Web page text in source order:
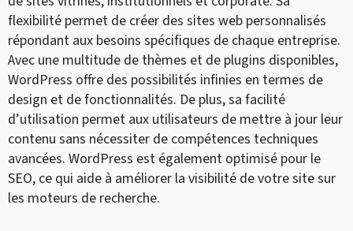
flexibilité permet de créer des sites web personnalisés
répondant aux besoins spécifiques de chaque entreprise.
Avec une multitude de thèmes et de plugins disponibles,
WordPress offre des possibilités infinies en termes de
design et de fonctionnalités. De plus, sa facilité
d’utilisation permet aux utilisateurs de mettre à jour leur
contenu sans nécessiter de compétences techniques
avancées. WordPress est également optimisé pour le
SEO, ce qui aide à améliorer la visibilité de votre site sur
les moteurs de recherche.